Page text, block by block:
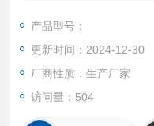
产品型号：
更新时间：2024-12-30
厂商性质：生产厂家
访问量：504